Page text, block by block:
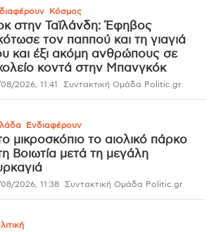
Κόσμος
στην Ταϊλάνδη: Έφηβος
τον παππού και τη γιαγιά
και έξι ακόμη ανθρώπους σε
κοντά στην Μπανγκόκ
2026, 11:41 Συντακτική Ομάδα Politic.gr
Ενδιαφέρουν
μικροσκόπιο το αιολικό πάρκο
Βοιωτία μετά τη μεγάλη
2026, 11:38 Συντακτική Ομάδα Politic.gr